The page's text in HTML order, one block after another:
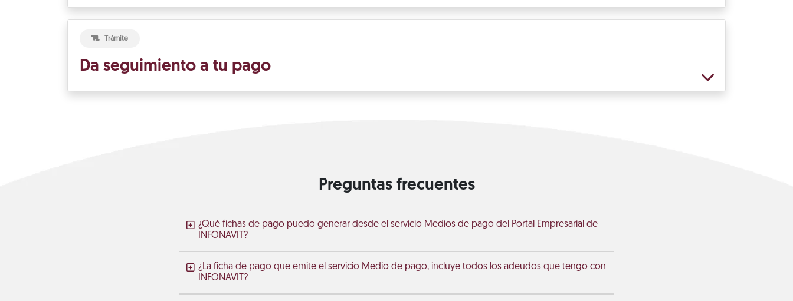
Trámite
Da seguimiento a tu pago
Preguntas frecuentes
¿Qué fichas de pago puedo generar desde el servicio Medios de pago del Portal Empresarial de
INFONAVIT?
¿La ficha de pago que emite el servicio Medio de pago, incluye todos los adeudos que tengo con
INFONAVIT?